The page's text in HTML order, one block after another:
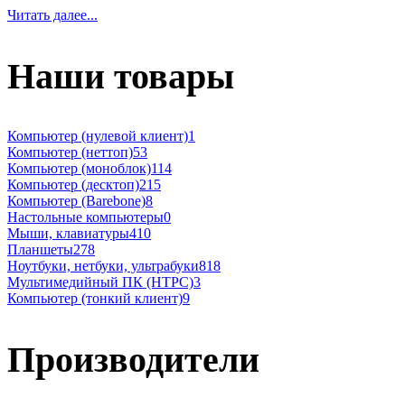
Читать далее...
Наши товары
Компьютер (нулевой клиент)1
Компьютер (неттоп)53
Компьютер (моноблок)114
Компьютер (десктоп)215
Компьютер (Barebone)8
Настольные компьютеры0
Мыши, клавиатуры410
Планшеты278
Ноутбуки, нетбуки, ультрабуки818
Мультимедийный ПК (HTPC)3
Компьютер (тонкий клиент)9
Производители